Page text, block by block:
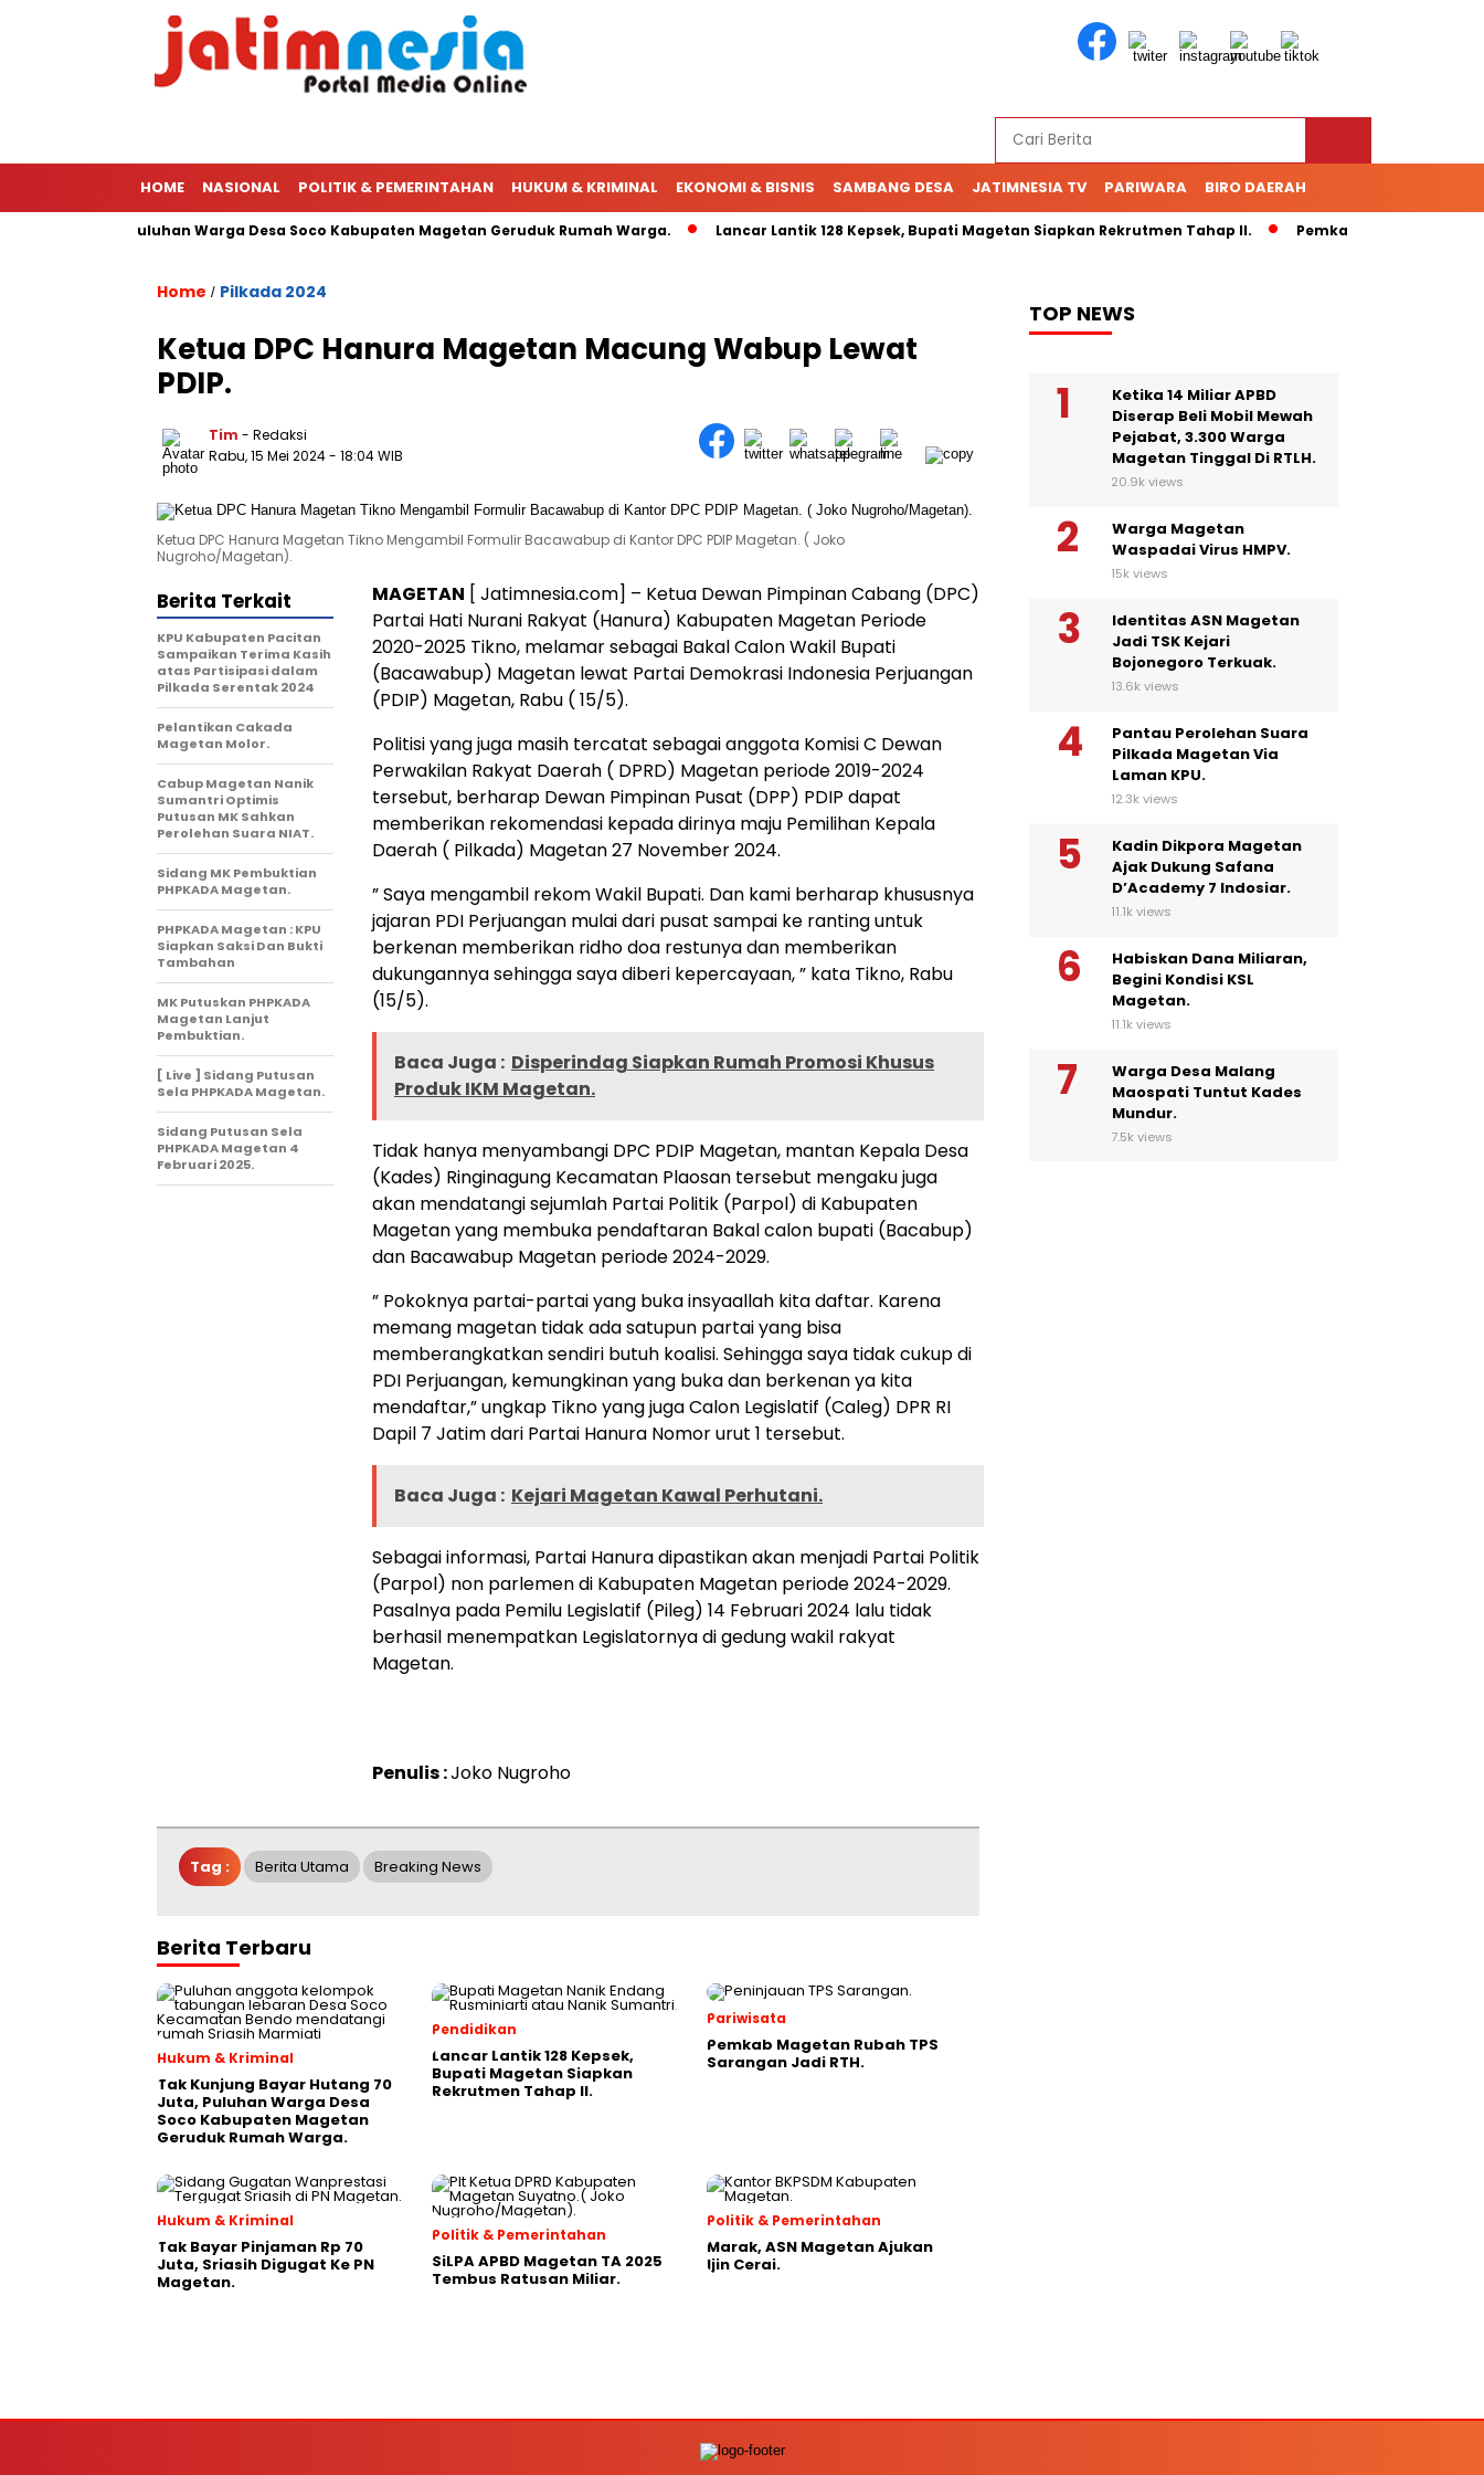
HOME NASIONAL POLITIK & PEMERINTAHAN HUKUM & KRIMINAL EKONOMI & BISNIS SAMBANG DESA JATIMNESIA TV PARIWARA BIRO DAERAH
70 Juta, Puluhan Warga Desa Soco Kabupaten Magetan Geruduk Rumah Warga. Lancar Lantik 128 Kepsek, Bupati Magetan Siapkan Rekrutmen Tahap II. Pemkab Magetan Rubah
Home / Pilkada 2024
Ketua DPC Hanura Magetan Macung Wabup Lewat
PDIP.
Tim - Redaksi
Rabu, 15 Mei 2024- 18:04 WIB
Ketua DPC Hanura Magetan Tikno Mengambil Formulir Bacawabup di Kantor DPC PDIP Magetan. ( Joko
Nugroho/Magetan).
MAGETAN [ Jatimnesia.com] – Ketua Dewan Pimpinan Cabang (DPC)
Partai Hati Nurani Rakyat (Hanura) Kabupaten Magetan Periode
2020-2025 Tikno, melamar sebagai Bakal Calon Wakil Bupati
(Bacawabup) Magetan lewat Partai Demokrasi Indonesia Perjuangan
(PDIP) Magetan, Rabu ( 15/5).
Politisi yang juga masih tercatat sebagai anggota Komisi C Dewan
Perwakilan Rakyat Daerah ( DPRD) Magetan periode 2019-2024
tersebut, berharap Dewan Pimpinan Pusat (DPP) PDIP dapat
memberikan rekomendasi kepada dirinya maju Pemilihan Kepala
Daerah ( Pilkada) Magetan 27 November 2024.
” Saya mengambil rekom Wakil Bupati. Dan kami berharap khususnya
jajaran PDI Perjuangan mulai dari pusat sampai ke ranting untuk
berkenan memberikan ridho doa restunya dan memberikan
dukungannya sehingga saya diberi kepercayaan, ” kata Tikno, Rabu
(15/5).
Baca Juga : Disperindag Siapkan Rumah Promosi Khusus
Produk IKM Magetan.
Tidak hanya menyambangi DPC PDIP Magetan, mantan Kepala Desa
(Kades) Ringinagung Kecamatan Plaosan tersebut mengaku juga
akan mendatangi sejumlah Partai Politik (Parpol) di Kabupaten
Magetan yang membuka pendaftaran Bakal calon bupati (Bacabup)
dan Bacawabup Magetan periode 2024-2029.
” Pokoknya partai-partai yang buka insyaallah kita daftar. Karena
memang magetan tidak ada satupun partai yang bisa
memberangkatkan sendiri butuh koalisi. Sehingga saya tidak cukup di
PDI Perjuangan, kemungkinan yang buka dan berkenan ya kita
mendaftar,” ungkap Tikno yang juga Calon Legislatif (Caleg) DPR RI
Dapil 7 Jatim dari Partai Hanura Nomor urut 1 tersebut.
Baca Juga : Kejari Magetan Kawal Perhutani.
Sebagai informasi, Partai Hanura dipastikan akan menjadi Partai Politik
(Parpol) non parlemen di Kabupaten Magetan periode 2024-2029.
Pasalnya pada Pemilu Legislatif (Pileg) 14 Februari 2024 lalu tidak
berhasil menempatkan Legislatornya di gedung wakil rakyat
Magetan.
Penulis :Joko Nugroho
Berita Terkait
KPU Kabupaten Pacitan
Sampaikan Terima Kasih
atas Partisipasi dalam
Pilkada Serentak 2024
Pelantikan Cakada
Magetan Molor.
Cabup Magetan Nanik
Sumantri Optimis
Putusan MK Sahkan
Perolehan Suara NIAT.
Sidang MK Pembuktian
PHPKADA Magetan.
PHPKADA Magetan : KPU
Siapkan Saksi Dan Bukti
Tambahan
MK Putuskan PHPKADA
Magetan Lanjut
Pembuktian.
[ Live ] Sidang Putusan
Sela PHPKADA Magetan.
Sidang Putusan Sela
PHPKADA Magetan 4
Februari 2025.
Tag : Berita Utama Breaking News
Berita Terbaru
Hukum & Kriminal
Tak Kunjung Bayar Hutang 70
Juta, Puluhan Warga Desa
Soco Kabupaten Magetan
Geruduk Rumah Warga.
Pendidikan
Lancar Lantik 128 Kepsek,
Bupati Magetan Siapkan
Rekrutmen Tahap II.
Pariwisata
Pemkab Magetan Rubah TPS
Sarangan Jadi RTH.
Hukum & Kriminal
Tak Bayar Pinjaman Rp 70
Juta, Sriasih Digugat Ke PN
Magetan.
Politik & Pemerintahan
SiLPA APBD Magetan TA 2025
Tembus Ratusan Miliar.
Politik & Pemerintahan
Marak, ASN Magetan Ajukan
Ijin Cerai.
TOP NEWS
Ketika 14 Miliar APBD
Diserap Beli Mobil Mewah
Pejabat, 3.300 Warga
Magetan Tinggal Di RTLH.
20.9k views
Warga Magetan
Waspadai Virus HMPV.
15k views
Identitas ASN Magetan
Jadi TSK Kejari
Bojonegoro Terkuak.
13.6k views
Pantau Perolehan Suara
Pilkada Magetan Via
Laman KPU.
12.3k views
Kadin Dikpora Magetan
Ajak Dukung Safana
D’Academy 7 Indosiar.
11.1k views
Habiskan Dana Miliaran,
Begini Kondisi KSL
Magetan.
11.1k views
Warga Desa Malang
Maospati Tuntut Kades
Mundur.
7.5k views